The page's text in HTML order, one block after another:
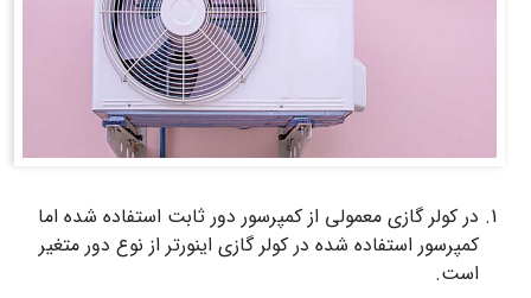
در کولر گازی معمولی از کمپرسور دور ثابت استفاده شده اما
کمپرسور استفاده شده در کولر گازی اینورتر از نوع دور متغیر
است.